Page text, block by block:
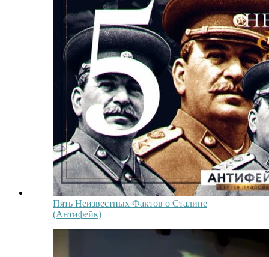
Пять Неизвестных Фактов о Сталине
(Антифейк)